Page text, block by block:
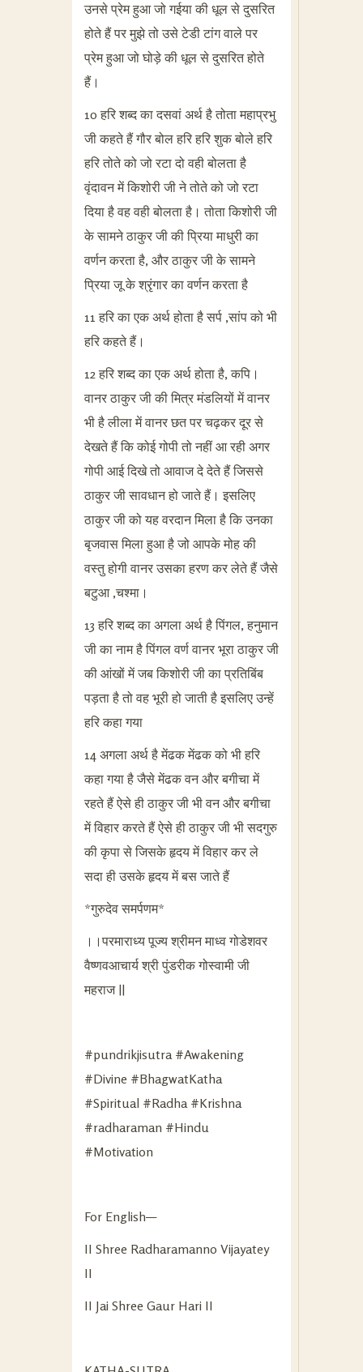
उनसे प्रेम हुआ जो गईया की धूल से दुसरित
होते हैं पर मुझे तो उसे टेडी टांग वाले पर
प्रेम हुआ जो घोड़े की धूल से दुसरित होते
हैं।
10 हरि शब्द का दसवां अर्थ है तोता महाप्रभु
जी कहते हैं गौर बोल हरि हरि शुक बोले हरि
हरि तोते को जो रटा दो वही बोलता है
वृंदावन में किशोरी जी ने तोते को जो रटा
दिया है वह वही बोलता है। तोता किशोरी जी
के सामने ठाकुर जी की प्रिया माधुरी का
वर्णन करता है, और ठाकुर जी के सामने
प्रिया जू के श्रृंगार का वर्णन करता है
11 हरि का एक अर्थ होता है सर्प ,सांप को भी
हरि कहते हैं।
12 हरि शब्द का एक अर्थ होता है, कपि।
वानर ठाकुर जी की मित्र मंडलियों में वानर
भी है लीला में वानर छत पर चढ़कर दूर से
देखते हैं कि कोई गोपी तो नहीं आ रही अगर
गोपी आई दिखे तो आवाज दे देते हैं जिससे
ठाकुर जी सावधान हो जाते हैं। इसलिए
ठाकुर जी को यह वरदान मिला है कि उनका
बृजवास मिला हुआ है जो आपके मोह की
वस्तु होगी वानर उसका हरण कर लेते हैं जैसे
बटुआ ,चश्मा।
13 हरि शब्द का अगला अर्थ है पिंगल, हनुमान
जी का नाम है पिंगल वर्ण वानर भूरा ठाकुर जी
की आंखों में जब किशोरी जी का प्रतिबिंब
पड़ता है तो वह भूरी हो जाती है इसलिए उन्हें
हरि कहा गया
14 अगला अर्थ है मेंढक मेंढक को भी हरि
कहा गया है जैसे मेंढक वन और बगीचा में
रहते हैं ऐसे ही ठाकुर जी भी वन और बगीचा
में विहार करते हैं ऐसे ही ठाकुर जी भी सदगुरु
की कृपा से जिसके हृदय में विहार कर ले
सदा ही उसके हृदय में बस जाते हैं
*गुरुदेव समर्पणम*
।।परमाराध्य पूज्य श्रीमन माध्व गोडेशवर
वैष्णवआचार्य श्री पुंडरीक गोस्वामी जी
महराज ||
#pundrikjisutra #Awakening
#Divine #BhagwatKatha
#Spiritual #Radha #Krishna
#radharaman #Hindu
#Motivation
For English—
II Shree Radharamanno Vijayatey
II
II Jai Shree Gaur Hari II